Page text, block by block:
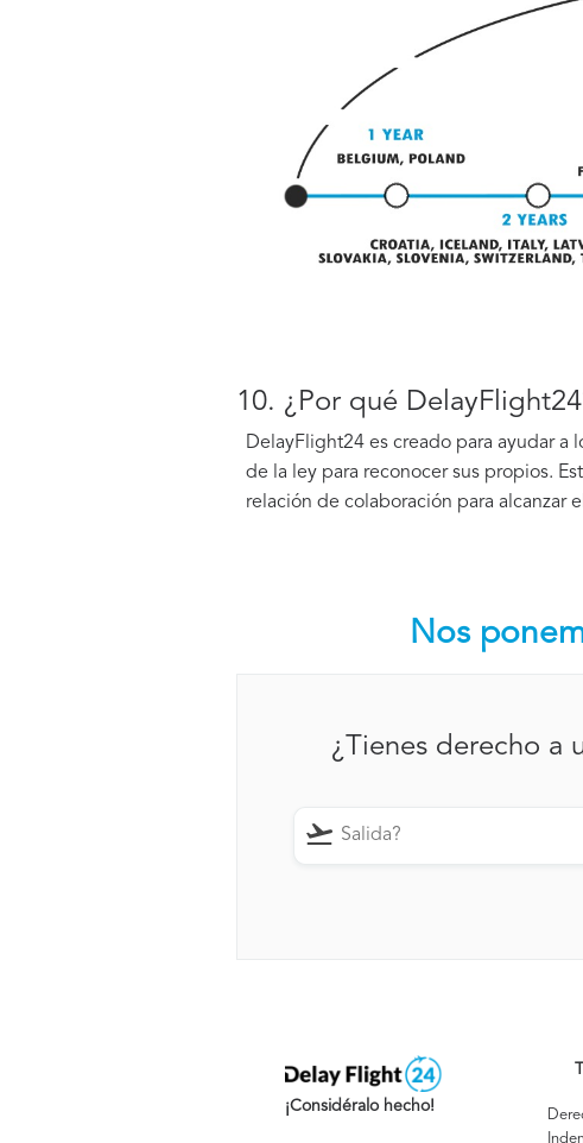
10. ¿Por qué
DelayFlight24 es creado para ayudar a
de la ley para reconocer sus propios.
relación de colaboración para alcanzar
Nos
¿Tienes derecho a
¡Considéralo hecho!